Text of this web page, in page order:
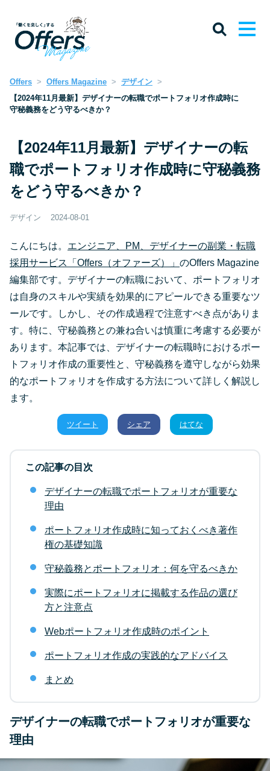
Offers Offers Magazine
デザイン
【2024年11月最新】デザイナーの転職でポートフォリオ作成時に
守秘義務をどう守るべきか？
【2024年11月最新】デザイナーの転
職でポートフォリオ作成時に守秘義務
をどう守るべきか？
デザイン 2024-08-01
こんにちは。 エンジニア、PM、デザイナーの副業・転職
採用サービス「Offers（オファーズ）」 のOffers Magazine
編集部です。デザイナーの転職において、ポートフォリオ
は自身のスキルや実績を効果的にアピールできる重要なツ
ールです。しかし、その作成過程で注意すべき点がありま
す。特に、守秘義務との兼ね合いは慎重に考慮する必要が
あります。本記事では、デザイナーの転職時におけるポー
トフォリオ作成の重要性と、守秘義務を遵守しながら効果
的なポートフォリオを作成する方法について詳しく解説し
ます。
ツイート シェア はてな
この記事の目次
デザイナーの転職でポートフォリオが重要な
理由
ポートフォリオ作成時に知っておくべき著作
権の基礎知識
守秘義務とポートフォリオ：何を守るべきか
実際にポートフォリオに掲載する作品の選び
方と注意点
Webポートフォリオ作成時のポイント
ポートフォリオ作成の実践的なアドバイス
まとめ
デザイナーの転職でポートフォリオが重要な
理由